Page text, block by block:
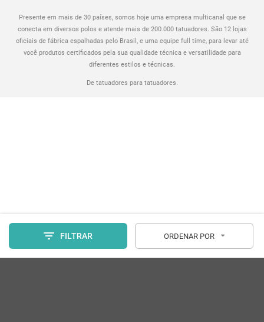
FILTRAR ORDENAR POR
Presente em mais de 30 países, somos hoje uma empresa multicanal que se
conecta em diversos polos e atende mais de 200.000 tatuadores. São 12 lojas
oficiais de fábrica espalhadas pelo Brasil, e uma equipe full time, para levar até
você produtos certificados pela sua qualidade técnica e versatilidade para
diferentes estilos e técnicas.
De tatuadores para tatuadores.